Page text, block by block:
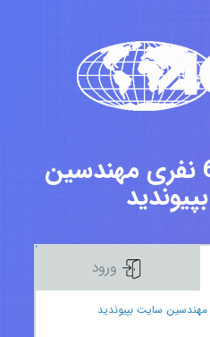
به جامعه 6337 نفری مهندسین